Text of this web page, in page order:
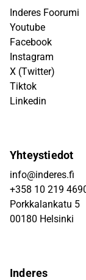
Inderes Foorumi
Youtube
Facebook
Instagram
X (Twitter)
Tiktok
Linkedin
Yhteystiedot
info@inderes.fi
+358 10 219
Porkkalankatu 5
00180 Helsinki
Inderes